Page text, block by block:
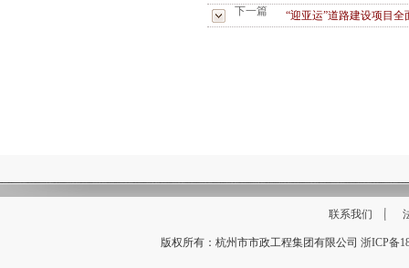
下一篇
“迎亚运”道路建设项目
联系我们
版权所有：杭州市市政工程集团有限公司 浙ICP备